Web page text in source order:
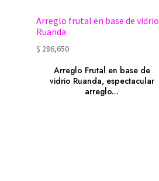
Arreglo frutal en base de vidrio
Ruanda
$ 286,650
Arreglo Frutal en base de
vidrio Ruanda, espectacular
arreglo...